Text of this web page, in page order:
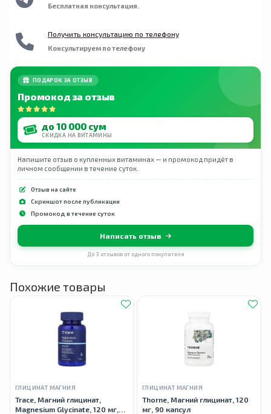
Бесплатная консультация.
Получить консультацию по телефону
Консультируем по телефону
ПОДАРОК ЗА ОТЗЫВ
Промокод за отзыв
до 10 000 сум
СКИДКА НА ВИТАМИНЫ
Напишите отзыв о купленных витаминах — и промокод придёт в
личном сообщении в течение суток.
Отзыв на сайте
Скриншот после публикации
Промокод в течение суток
Написать отзыв
До 3 отзывов от одного покупателя
Похожие товары
ГЛИЦИНАТ МАГНИЯ
Trace, Магний глицинат,
Magnesium Glycinate, 120 мг,
ГЛИЦИНАТ МАГНИЯ
Thorne, Магний глицинат, 120
мг, 90 капсул